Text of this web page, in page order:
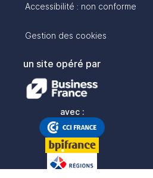
Accessibilité : non conforme
Gestion des cookies
un site opéré par
avec :